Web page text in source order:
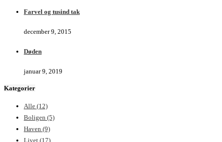
Farvel og tusind tak
december 9, 2015
Døden
januar 9, 2019
Kategorier
Alle (12)
Boligen (5)
Haven (9)
Livet (17)